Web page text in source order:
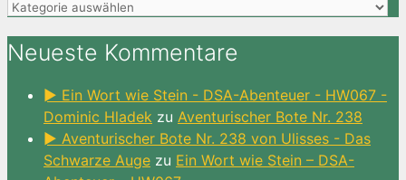
Neueste Kommentare
► Ein Wort wie Stein - DSA-Abenteuer - HW067 -
Dominic Hladek zu Aventurischer Bote Nr. 238
► Aventurischer Bote Nr. 238 von Ulisses - Das
Schwarze Auge zu Ein Wort wie Stein – DSA-